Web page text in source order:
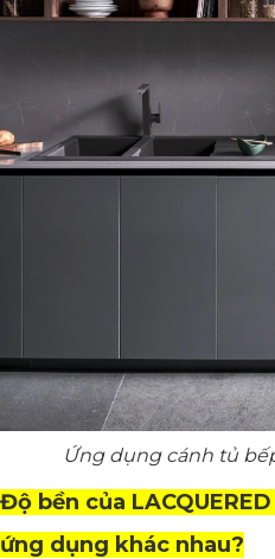
Ứng dụng cánh tủ
Độ bền của
ứng dụng khác nhau?